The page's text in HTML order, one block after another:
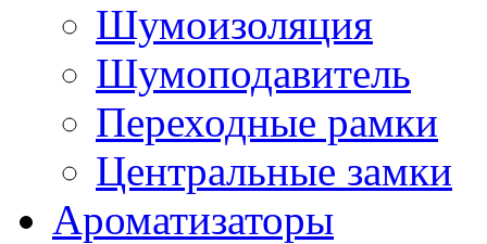
Шумоизоляция
Шумоподавитель
Переходные рамки
Центральные замки
Ароматизаторы